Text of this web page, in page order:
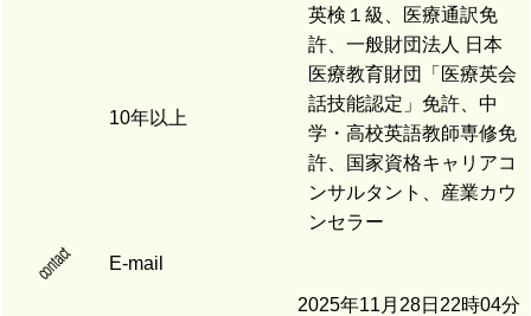
10年以上
英検１級、医療通訳免
許、一般財団法人 日本
医療教育財団「医療英会
話技能認定」免許、中
学・高校英語教師専修免
許、国家資格キャリアコ
ンサルタント、産業カウ
ンセラー
contact E-mail
2025年11月28日22時04分